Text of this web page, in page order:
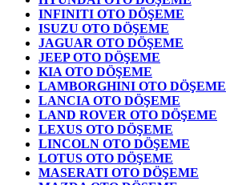
INFINITI OTO DÖŞEME
ISUZU OTO DÖŞEME
JAGUAR OTO DÖŞEME
JEEP OTO DÖŞEME
KIA OTO DÖŞEME
LAMBORGHINI OTO DÖŞEME
LANCIA OTO DÖŞEME
LAND ROVER OTO DÖŞEME
LEXUS OTO DÖŞEME
LINCOLN OTO DÖŞEME
LOTUS OTO DÖŞEME
MASERATI OTO DÖŞEME